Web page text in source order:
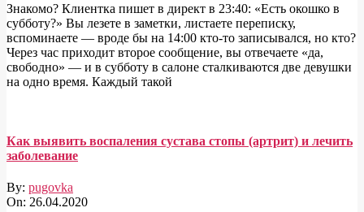
Знакомо? Клиентка пишет в директ в 23:40: «Есть окошко в
субботу?» Вы лезете в заметки, листаете переписку,
вспоминаете — вроде бы на 14:00 кто-то записывался, но кто?
Через час приходит второе сообщение, вы отвечаете «да,
свободно» — и в субботу в салоне сталкиваются две девушки
на одно время. Каждый такой
Как выявить воспаления сустава стопы (артрит) и лечить
заболевание
By: pugovka
On: 26.04.2020